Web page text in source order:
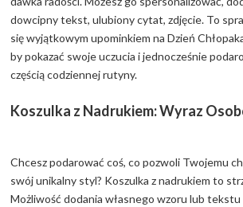
dowcipny tekst, ulubiony cytat, zdjęcie. To
się wyjątkowym upominkiem na Dzień
by pokazać swoje uczucia i jednocześnie
częścią codziennej rutyny.
Koszulka z Nadrukiem: Wyraz
Chcesz podarować coś, co pozwoli Twojemu
swój unikalny styl? Koszulka z nadrukiem to
Możliwość dodania własnego wzoru lub tekstu